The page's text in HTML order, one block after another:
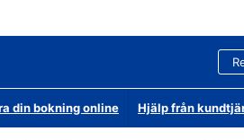
din bokning online Hjälp från